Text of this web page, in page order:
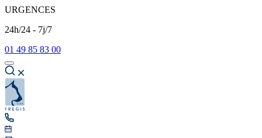
URGENCES
24h/24 - 7j/7
01 49 85 83 00